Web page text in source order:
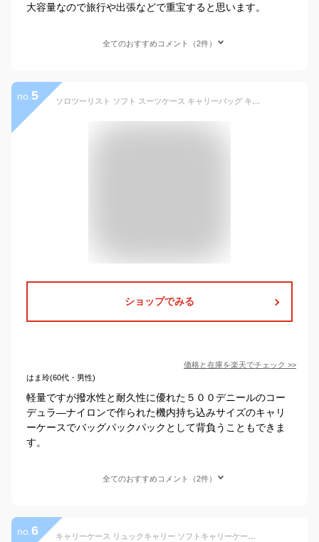
大容量なので旅行や出張などで重宝すると思います。
全てのおすすめコメント（2件）
no. 5 ソロツーリスト ソフト スーツケース キャリーバッグ キャリーケース SS サイズ 小型 機内持ち込み LCC キャスター付き リュックサック デイパック 2WAY リュックキャリー トップオープン 2輪 solo-tourist デイリーキャリー DC-24 (va0a333)【旅行グッズ10点オマケ】[C]
ショップでみる
価格と在庫を楽天でチェック >>
はま玲(60代・男性)
軽量ですが撥水性と耐久性に優れた５００デニールのコー
デュラ―ナイロンで作られた機内持ち込みサイズのキャリ
ーケースでバッグパックパックとして背負うこともできま
す。
全てのおすすめコメント（2件）
no. 6 キャリーケース リュックキャリー ソフトキャリーケース 大容量 軽量 軽い mサイズ m 3way キャリーバッグ メンズ レディース かわいい おしゃれ シンプル 旅行カバン キャンプ 旅行用 KBN15178